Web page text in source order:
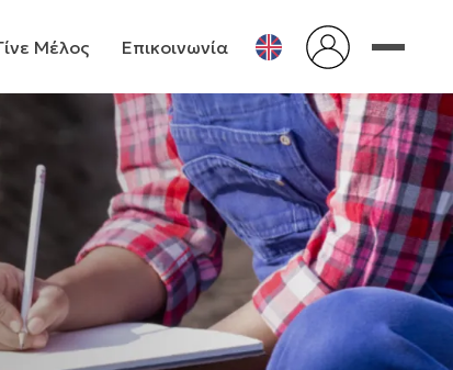
Μέλος Επικοινωνία